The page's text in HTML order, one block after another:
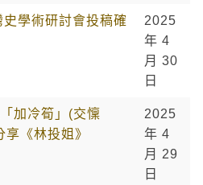
學術研討會投稿確
2025
年 4
月 30
日
加冷筍」(交懍
《林投姐》
2025
年 4
月 29
日